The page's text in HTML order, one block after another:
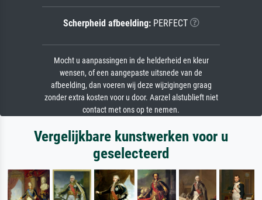
Scherpheid afbeelding:PERFECT
Mocht u aanpassingen in de helderheid en kleur
wensen, of een aangepaste uitsnede van de
afbeelding, dan voeren wij deze wijzigingen graag
zonder extra kosten voor u door. Aarzel alstublieft niet
contact met ons op te nemen.
Vergelijkbare kunstwerken voor u
geselecteerd